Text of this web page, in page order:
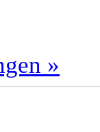
»